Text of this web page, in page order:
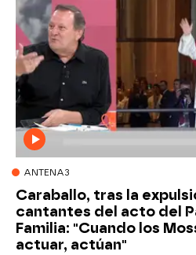
ANTENA3
Caraballo, tras la
cantantes del acto del
Familia: "Cuando los
actuar, actúan"